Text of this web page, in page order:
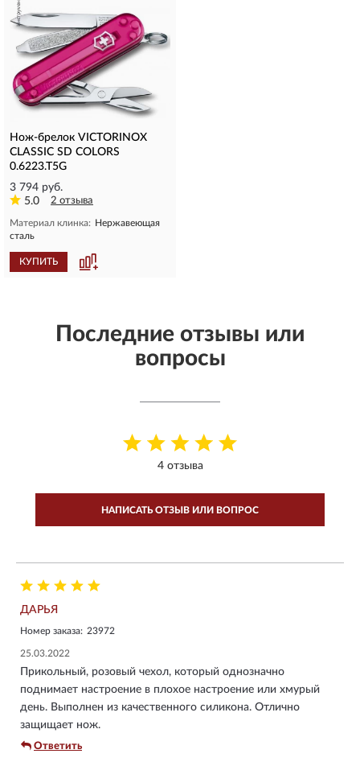
Нож-брелок VICTORINOX
CLASSIC SD COLORS
0.6223.T5G
3 794 руб.
5.0
2 отзыва
Материал клинка: Нержавеющая
сталь
КУПИТЬ
Последние отзывы или
вопросы
4 отзыва
НАПИСАТЬ ОТЗЫВ ИЛИ ВОПРОС
ДАРЬЯ
Номер заказа: 23972
25.03.2022
Прикольный, розовый чехол, который однозначно
поднимает настроение в плохое настроение или хмурый
день. Выполнен из качественного силикона. Отлично
защищает нож.
Ответить